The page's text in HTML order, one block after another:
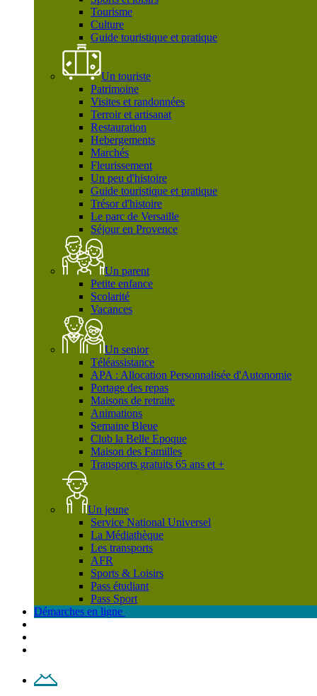
Tourisme
Culture
Guide touristique et pratique
Un touriste
Patrimoine
Visites et randonnées
Terroir et artisanat
Restauration
Hebergements
Marchés
Fleurissement
Un peu d'histoire
Guide touristique et pratique
Trésor d'histoire
Le parc de Versaille
Séjour en Provence
Un parent
Petite enfance
Scolarité
Vacances
Un senior
Téléassistance
APA : Allocation Personnalisée d'Autonomie
Portage des repas
Maisons de retraite
Animations
Semaine Bleue
Club la Belle Epoque
Maison des Familles
Transports gratuits 65 ans et +
Un jeune
Service National Universel
La Médiathèque
Les transports
AFR
Sports & Loisirs
Pass étudiant
Pass Sport
Démarches en ligne
Contact